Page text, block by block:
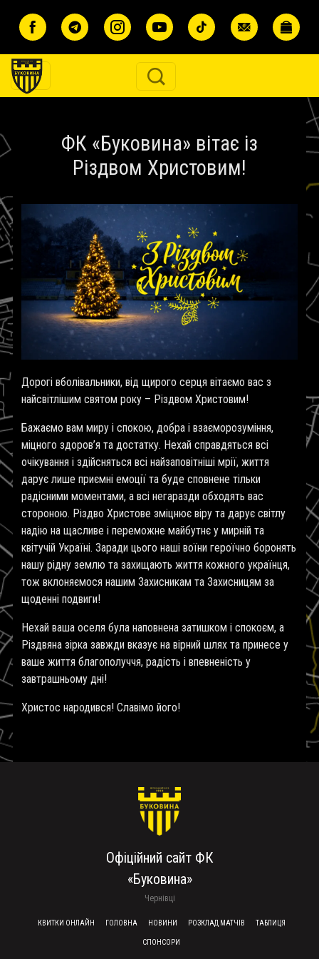
ФК «Буковина» вітає із
Різдвом Христовим!
Дорогі вболівальники, від щирого серця вітаємо вас з
найсвітлішим святом року – Різдвом Христовим!
Бажаємо вам миру і спокою, добра і взаєморозуміння,
міцного здоров’я та достатку. Нехай справдяться всі
очікування і здійсняться всі найзаповітніші мрії, життя
дарує лише приємні емоції та буде сповнене тільки
радісними моментами, а всі негаразди обходять вас
стороною. Різдво Христове зміцнює віру та дарує світлу
надію на щасливе і переможне майбутнє у мирній та
квітучій Україні. Заради цього наші воїни героїчно боронять
нашу рідну землю та захищають життя кожного українця,
тож вклоняємося нашим Захисникам та Захисницям за
щоденні подвиги!
Нехай ваша оселя була наповнена затишком і спокоєм, а
Різдвяна зірка завжди вказує на вірний шлях та принесе у
ваше життя благополуччя, радість і впевненість у
завтрашньому дні!
Христос народився! Славімо його!
Офіційний сайт ФК
«Буковина»
Чернівці
FOOTER MENU
КВИТКИ ОНЛАЙН ГОЛОВНА НОВИНИ РОЗКЛАД МАТЧІВ ТАБЛИЦЯ
СПОНСОРИ